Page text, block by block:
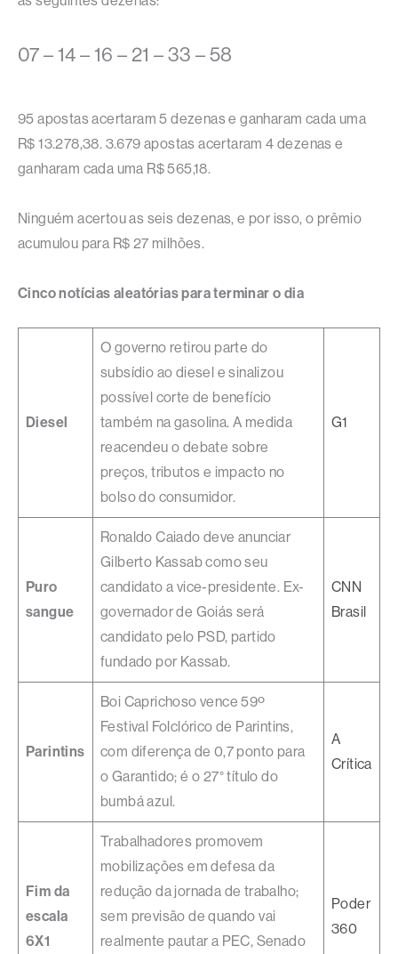
07 – 14 – 16 – 21 – 33 – 58
95 apostas acertaram 5 dezenas e ganharam cada uma
R$ 13.278,38. 3.679 apostas acertaram 4 dezenas e
ganharam cada uma R$ 565,18.
Ninguém acertou as seis dezenas, e por isso, o prêmio
acumulou para R$ 27 milhões.
Cinco notícias aleatórias para terminar o dia
Diesel
O governo retirou parte do
subsídio ao diesel e sinalizou
possível corte de benefício
também na gasolina. A medida
reacendeu o debate sobre
preços, tributos e impacto no
bolso do consumidor.
G1
Puro
sangue
Ronaldo Caiado deve anunciar
Gilberto Kassab como seu
candidato a vice-presidente. Ex-
governador de Goiás será
candidato pelo PSD, partido
fundado por Kassab.
CNN
Brasil
Parintins
Boi Caprichoso vence 59º
Festival Folclórico de Parintins,
com diferença de 0,7 ponto para
o Garantido; é o 27° título do
bumbá azul.
A
Crítica
Fim da
escala
6X1
Trabalhadores promovem
mobilizações em defesa da
redução da jornada de trabalho;
sem previsão de quando vai
realmente pautar a PEC, Senado
Poder
360